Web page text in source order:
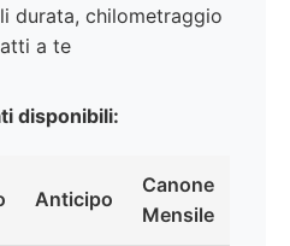
durata, chilometraggio
a te
disponibili:
Anticipo
Canone
Mensile